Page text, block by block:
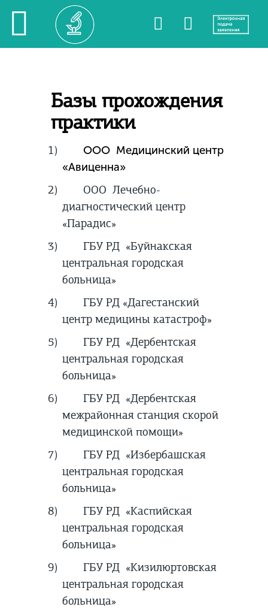
Базы прохождения
практики
1)
ООО Медицинский центр
«Авиценна»
2)
ООО Лечебно-
диагностический центр
«Парадис»
3)
ГБУ РД «Буйнакская
центральная городская
больница»
4)
ГБУ РД «Дагестанский
центр медицины катастроф»
5)
ГБУ РД «Дербентская
центральная городская
больница»
6)
ГБУ РД «Дербентская
межрайонная станция скорой
медицинской помощи»
7)
ГБУ РД «Избербашская
центральная городская
больница»
8)
ГБУ РД «Каспийская
центральная городская
больница»
9)
ГБУ РД «Кизилюртовская
центральная городская
больница»